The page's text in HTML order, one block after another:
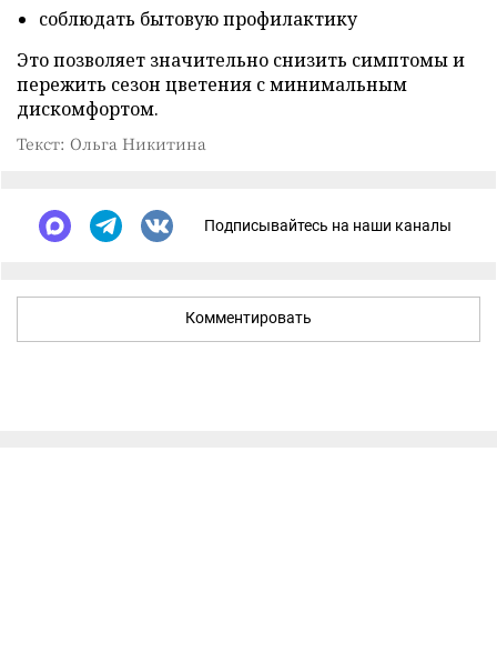
соблюдать бытовую профилактику
Это позволяет значительно снизить симптомы и
пережить сезон цветения с минимальным
дискомфортом.
Текст: Ольга Никитина
Подписывайтесь на наши каналы
Комментировать